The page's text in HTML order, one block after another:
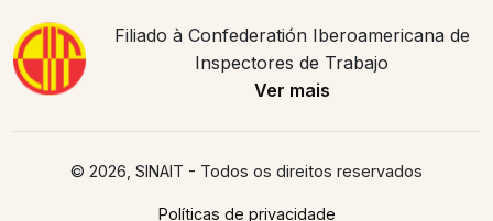
Filiado à Confederatión Iberoamericana de
Inspectores de Trabajo
Ver mais
© 2026, SINAIT - Todos os direitos reservados
Políticas de privacidade